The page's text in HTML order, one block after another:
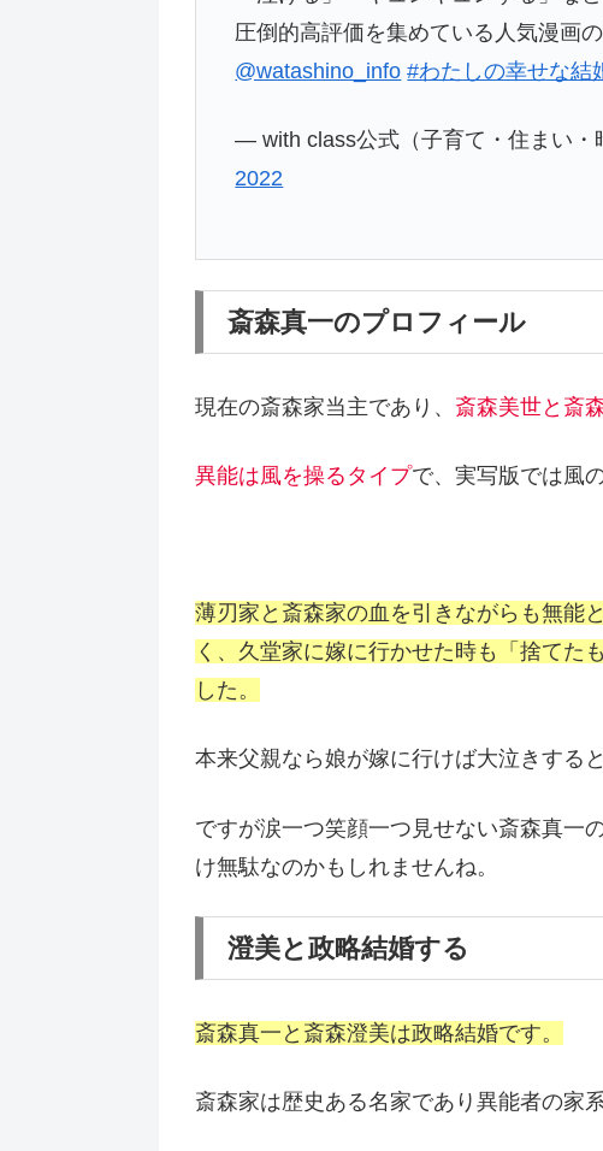
圧倒的高評価を集めている人気漫画
@watashino_info #わたしの幸せな結
— with class公式（子育て・住まい
2022
斎森真一のプロフィール
現在の斎森家当主であり、 斎森美世と斎
異能は風を操るタイプで、実写版では風
薄刃家と斎森家の血を引きながらも無能
く、久堂家に嫁に行かせた時も「捨てた
した。
本来父親なら娘が嫁に行けば大泣きすると
ですが涙一つ笑顔一つ見せない斎森真一
け無駄なのかもしれませんね。
澄美と政略結婚する
斎森真一と斎森澄美は政略結婚です。
斎森家は歴史ある名家であり異能者の家系